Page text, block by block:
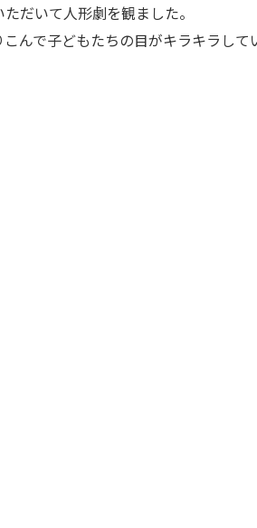
だいて人形劇を観ました。
んで子どもたちの目がキラキラして